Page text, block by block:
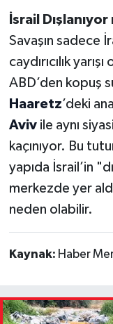
İsrail Dışlanıyor
Savaşın sadece
caydırıcılık
ABD’den kopuş
Haaretz’deki
Avivile aynı
kaçınıyor. Bu
yapıda İsrail’in
merkezde yer
neden olabilir.
Kaynak: Haber